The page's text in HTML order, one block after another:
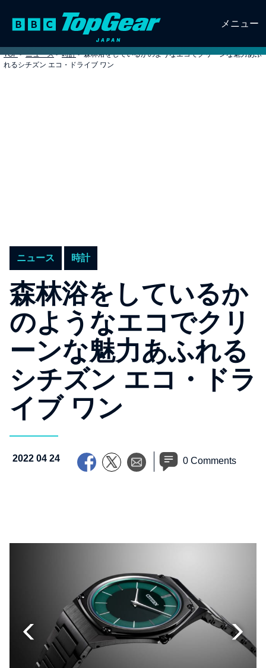
メニュー
TOP > ニュース > 時計 > 森林浴をしているかのようなエコでクリーンな魅力あふ
れるシチズン エコ・ドライブ ワン
ニュース 時計
森林浴をしているか
のようなエコでクリ
ーンな魅力あふれる
シチズン エコ・ドラ
イブ ワン
2022 04 24 0 Comments